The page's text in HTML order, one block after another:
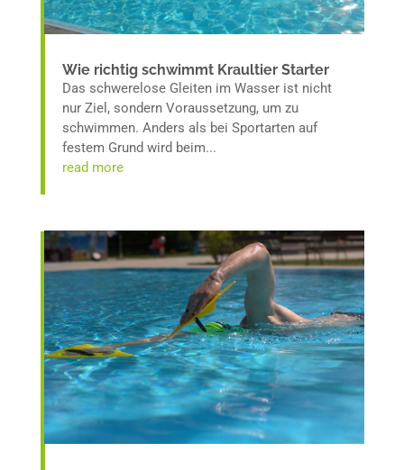
Wie richtig schwimmt Kraultier Starter
Das schwerelose Gleiten im Wasser ist nicht
nur Ziel, sondern Voraussetzung, um zu
schwimmen. Anders als bei Sportarten auf
festem Grund wird beim...
read more